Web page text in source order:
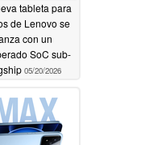
tableta para
de Lenovo se
con un
SoC sub-
05/20/2026